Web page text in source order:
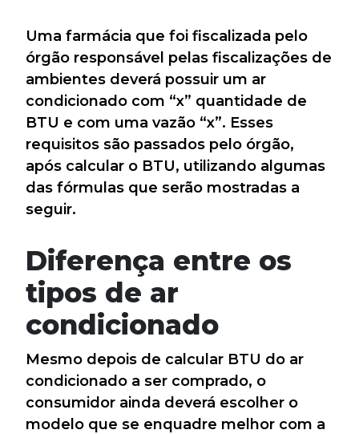
Uma farmácia que foi fiscalizada pelo
órgão responsável pelas fiscalizações de
ambientes deverá possuir um ar
condicionado com “x” quantidade de
BTU e com uma vazão “x”. Esses
requisitos são passados pelo órgão,
após calcular o BTU, utilizando algumas
das fórmulas que serão mostradas a
seguir.
Diferença entre os
tipos de ar
condicionado
Mesmo depois de calcular BTU do ar
condicionado a ser comprado, o
consumidor ainda deverá escolher o
modelo que se enquadre melhor com a